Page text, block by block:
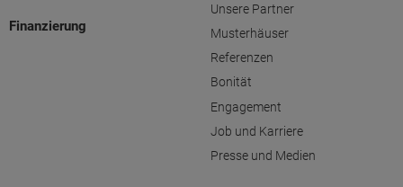
Finanzierung
Unsere Partner
Musterhäuser
Referenzen
Bonität
Engagement
Job und Karriere
Presse und Medien